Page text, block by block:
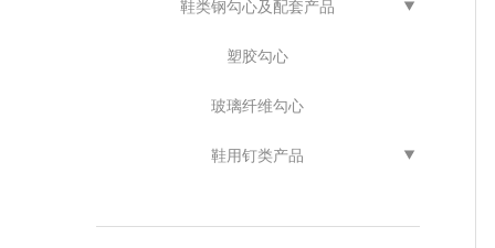
鞋类钢勾心及配套产品
塑胶勾心
玻璃纤维勾心
鞋用钉类产品